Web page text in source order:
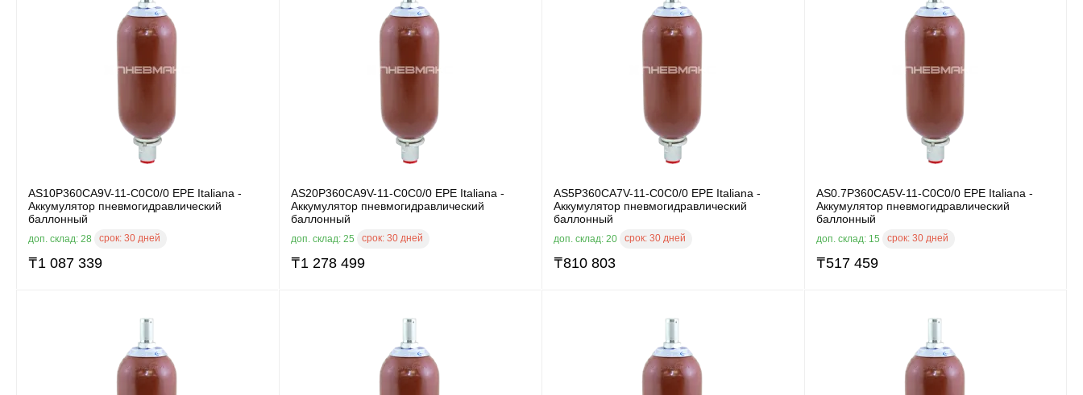
AS10P360CA9V-11-C0C0/0 EPE Italiana -
Аккумулятор пневмогидравлический
баллонный
доп. склад: 28 срок: 30 дней
₸1 087 339
AS20P360CA9V-11-C0C0/0 EPE Italiana -
Аккумулятор пневмогидравлический
баллонный
доп. склад: 25 срок: 30 дней
₸1 278 499
AS5P360CA7V-11-C0C0/0 EPE Italiana -
Аккумулятор пневмогидравлический
баллонный
доп. склад: 20 срок: 30 дней
₸810 803
AS0.7P360CA5V-11-C0C0/0 EPE Italiana -
Аккумулятор пневмогидравлический
баллонный
доп. склад: 15 срок: 30 дней
₸517 459